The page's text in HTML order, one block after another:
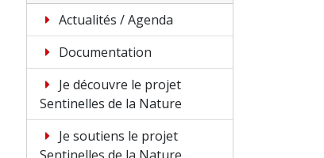
Actualités / Agenda
Documentation
Je découvre le projet
Sentinelles de la Nature
Je soutiens le projet